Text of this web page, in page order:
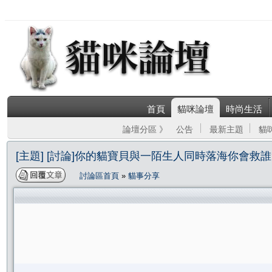
首頁 貓咪論壇 時尚生活
論壇分區 》 公告 最新主題 貓
[主題] [討論]你的貓寶貝與一陌生人同時落海你會救
討論區首頁 » 貓事分享